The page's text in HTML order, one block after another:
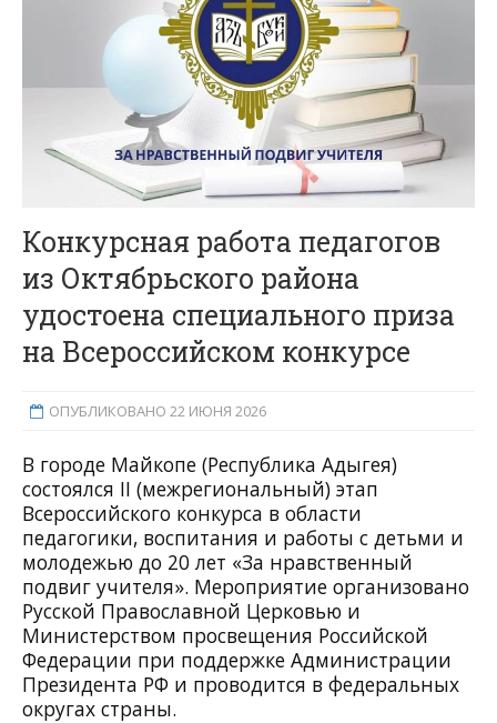
Конкурсная работа педагогов
из Октябрьского района
удостоена специального приза
на Всероссийском конкурсе
ОПУБЛИКОВАНО 22 ИЮНЯ 2026
В городе Майкопе (Республика Адыгея)
состоялся II (межрегиональный) этап
Всероссийского конкурса в области
педагогики, воспитания и работы с детьми и
молодежью до 20 лет «За нравственный
подвиг учителя». Мероприятие организовано
Русской Православной Церковью и
Министерством просвещения Российской
Федерации при поддержке Администрации
Президента РФ и проводится в федеральных
округах страны.